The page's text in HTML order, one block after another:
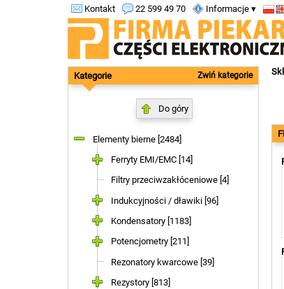
Kontakt 22 599 49 70 Informacje ▾
Kategorie Zwiń kategorie
Do góry
Elementy bierne [2484]
Ferryty EMI/EMC [14]
Filtry przeciwzakłóceniowe [4]
Indukcyjności / dławiki [96]
Kondensatory [1183]
Potencjometry [211]
Rezonatory kwarcowe [39]
Rezystory [813]